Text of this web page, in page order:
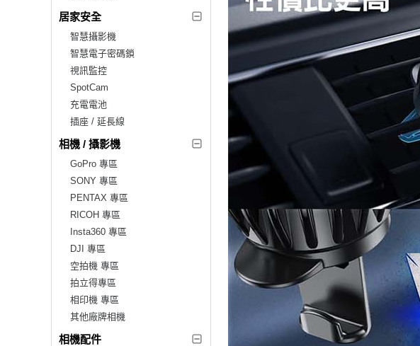
居家安全
智慧攝影機
智慧電子密碼鎖
視訊監控
SpotCam
充電電池
插座 / 延長線
相機 / 攝影機
GoPro 專區
SONY 專區
PENTAX 專區
RICOH 專區
Insta360 專區
DJI 專區
空拍機 專區
拍立得專區
相印機 專區
其他廠牌相機
相機配件